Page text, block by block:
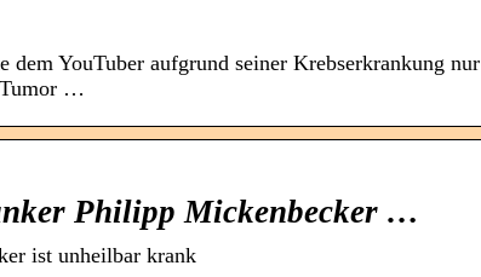
YouTuber aufgrund seiner Krebserkrankung nur
Tumor …
Philipp Mickenbecker …
ist unheilbar krank